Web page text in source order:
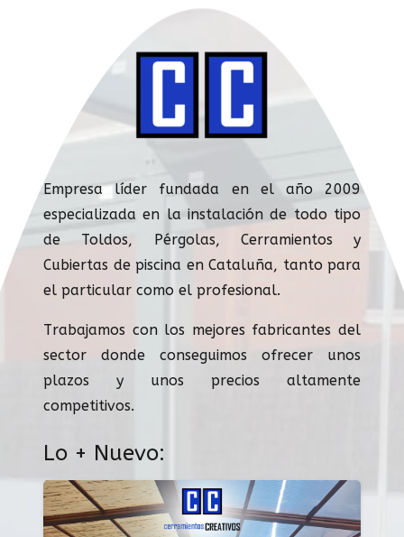
Empresa líder fundada en el año 2009
especializada en la instalación de todo tipo
de Toldos, Pérgolas, Cerramientos y
Cubiertas de piscina en Cataluña, tanto para
el particular como el profesional.
Trabajamos con los mejores fabricantes del
sector donde conseguimos ofrecer unos
plazos y unos precios altamente
competitivos.
Lo + Nuevo: